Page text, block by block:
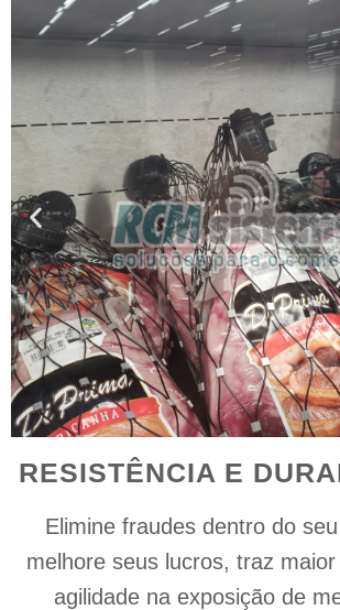
RESISTÊNCIA E
Elimine fraudes dentro do
melhore seus lucros, traz
agilidade na exposição de